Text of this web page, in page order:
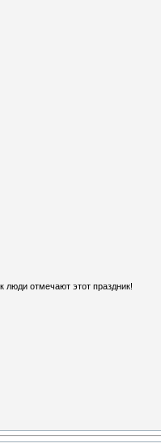
отмечают этот праздник!